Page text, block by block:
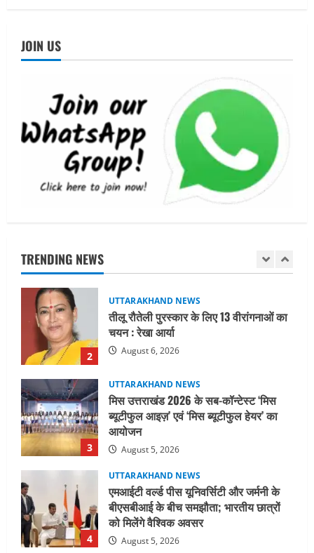
JOIN US
TRENDING NEWS
शिष्टाचार भेंट पर्यटन और सांस्कृतिक
UTTARAKHAND NEWS
जिलाधिकारी/जिला निर्वाचन अधिकारी ने
सहसपुर विधानसभा क्षेत्र के पोलिंग बूथों का
निरीक्षण कर एसआईआर आपत्ति निस्तारण
शिविर की व्यवस्थाओं का लिया जायजा
August 6, 2026
2
3
UTTARAKHAND NEWS
मिस उत्तराखंड 2026 के सब-कॉन्टेस्ट ‘मिस
ब्यूटीफुल आइज़’ एवं ‘मिस ब्यूटीफुल हेयर’ का
आयोजन
4
UTTARAKHAND NEWS
एमआईटी वर्ल्ड पीस यूनिवर्सिटी और जर्मनी के
बीएसबीआई के बीच समझौता; भारतीय छात्रों
को मिलेंगे वैश्विक अवसर
August 5, 2026
5
STATES NEWS
महाराज की राजस्थान के मुख्यमंत्री से
शिष्टाचार भेंट पर्यटन और सांस्कृतिक
गतिविधियों के विस्तार पर हुई चर्चा
August 4, 2026